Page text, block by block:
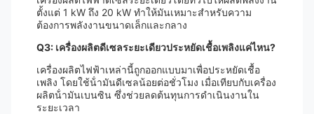
ตั้งแต่ 1 kW ถึง 20 kW ทําให้มันเหมาะสําหรับความ
ต้องการพลังงานขนาดเล็กและกลาง
Q3: เครื่องผลิตดีเซลระยะเดียวประหยัดเชื้อเพลิงแค่ไหน?
เครื่องผลิตไฟฟ้าเหล่านี้ถูกออกแบบมาเพื่อประหยัดเชื้อ
เพลิง โดยใช้น้ํามันดีเซลน้อยต่อชั่วโมง เมื่อเทียบกับเครื่อง
ผลิตน้ํามันเบนซิน ซึ่งช่วยลดต้นทุนการดําเนินงานใน
ระยะเวลา